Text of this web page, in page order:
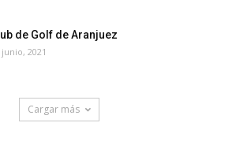
de Golf de Aranjuez
junio, 2021
Cargar más